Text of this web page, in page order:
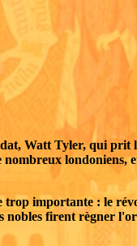
Watt Tyler, qui
londoniens,
importante : le
nobles firent règner